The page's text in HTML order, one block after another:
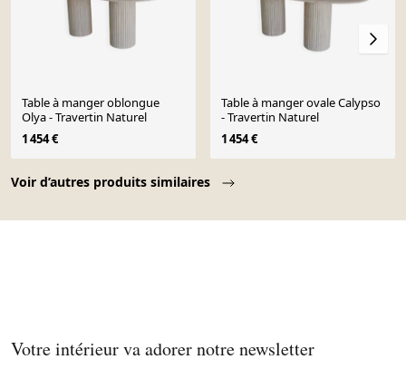
Voir d’autres produits similaires
Table à manger oblongue
Olya - Travertin Naturel
1 454 €
Table à manger ovale Calypso
- Travertin Naturel
1 454 €
Votre intérieur va adorer notre newsletter